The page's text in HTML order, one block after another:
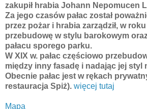
zakupił hrabia Johann Nepomucen
Za jego czasów pałac został
przez pożar i hrabia zarządził, w
przebudowę w stylu barokowym
pałacu sporego parku.
W XIX w. pałac częściowo
między inny fasadę i nadając jej styl
Obecnie pałac jest w rękach
restauracja Spiż). więcej tutaj
Mapa